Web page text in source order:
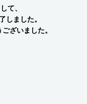
て、
しました。
ざいました。